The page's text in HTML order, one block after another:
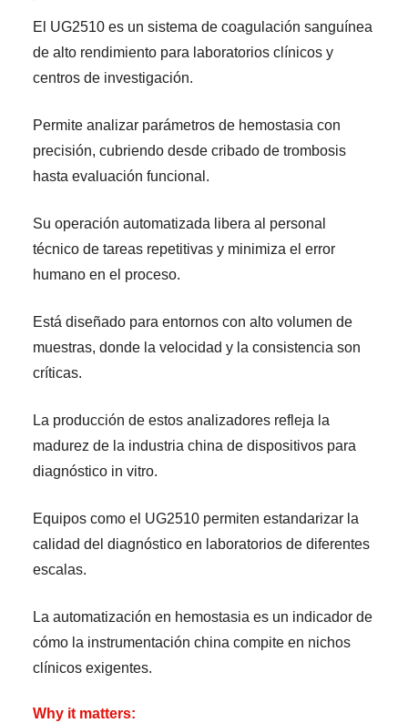
El UG2510 es un sistema de coagulación sanguínea
de alto rendimiento para laboratorios clínicos y
centros de investigación.
Permite analizar parámetros de hemostasia con
precisión, cubriendo desde cribado de trombosis
hasta evaluación funcional.
Su operación automatizada libera al personal
técnico de tareas repetitivas y minimiza el error
humano en el proceso.
Está diseñado para entornos con alto volumen de
muestras, donde la velocidad y la consistencia son
críticas.
La producción de estos analizadores refleja la
madurez de la industria china de dispositivos para
diagnóstico in vitro.
Equipos como el UG2510 permiten estandarizar la
calidad del diagnóstico en laboratorios de diferentes
escalas.
La automatización en hemostasia es un indicador de
cómo la instrumentación china compite en nichos
clínicos exigentes.
Why it matters: